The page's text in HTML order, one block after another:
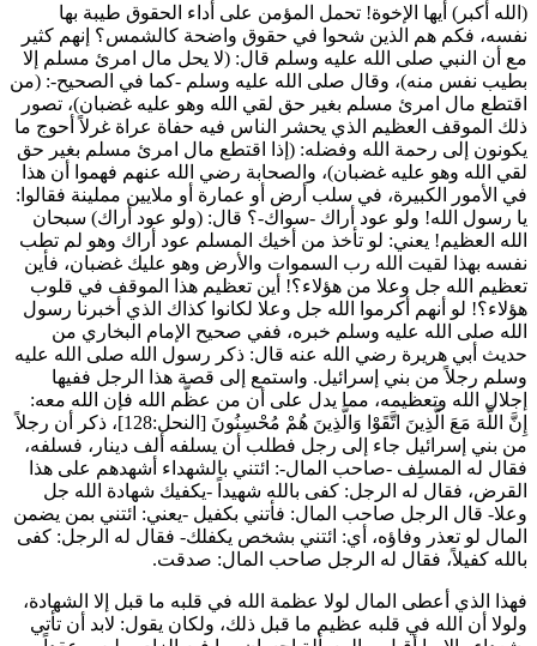
(الله أكبر) أيها الإخوة! تحمل المؤمن على أداء الحقوق طيبة بها
نفسه، فكم هم الذين شحوا في حقوق واضحة كالشمس؟ إنهم كثير
مع أن النبي صلى الله عليه وسلم قال: (لا يحل مال امرئ مسلم إلا
بطيب نفس منه)، وقال صلى الله عليه وسلم -كما في الصحيح-: (من
اقتطع مال امرئ مسلم بغير حق لقي الله وهو عليه غضبان)، تصور
ذلك الموقف العظيم الذي يحشر الناس فيه حفاة عراة غرلاً أحوج ما
يكونون إلى رحمة الله وفضله: ( إذا اقتطع مال امرئ مسلم بغير حق
لقي الله وهو عليه غضبان)، والصحابة رضي الله عنهم فهموا أن هذا
في الأمور الكبيرة، في سلب أرض أو عمارة أو ملايين مملينة فقالوا:
يا رسول الله! ولو عود أراك -سواك-؟ قال: (ولو عود أراك) سبحان
الله العظيم! يعني: لو تأخذ من أخيك المسلم عود أراك وهو لم تطب
نفسه بهذا لقيت الله رب السموات والأرض وهو عليك غضبان، فأين
تعظيم الله جل وعلا من هؤلاء؟! أين تعظيم هذا الموقف في قلوب
هؤلاء؟! لو أنهم أكرموا الله جل وعلا لكانوا كذاك الذي أخبرنا رسول
الله صلى الله عليه وسلم خبره، ففي صحيح الإمام البخاري من
حديث أبي هريرة رضي الله عنه قال: ذكر رسول الله صلى الله عليه
وسلم رجلاً من بني إسرائيل. واستمع إلى قصة هذا الرجل ففيها
إجلال الله وتعظيمه، مما يدل على أن من عظَّم الله فإن الله معه:
إِنَّ اللَّهَ مَعَ الَّذِينَ اتَّقَوْا وَالَّذِينَ هُمْ مُحْسِنُونَ
[النحل:128]، ذكر أن رجلاً
من بني إسرائيل جاء إلى رجل فطلب أن يسلفه ألف دينار، فسلفه،
فقال له المسلِف -صاحب المال-: ائتني بالشهداء أشهدهم على هذا
القرض، فقال له الرجل: كفى بالله شهيداً -يكفيك شهادة الله جل
وعلا- قال الرجل صاحب المال: فأتني بكفيل -يعني: ائتني بمن يضمن
المال لو تعذر وفاؤه، أي: ائتني بشخص يكفلك- فقال له الرجل: كفى
بالله كفيلاً، فقال له الرجل صاحب المال: صدقت.
فهذا الذي أعطى المال لولا عظمة الله في قلبه ما قبل إلا الشهادة،
ولولا أن الله في قلبه عظيم ما قبل ذلك، ولكان يقول: لابد أن تأتي